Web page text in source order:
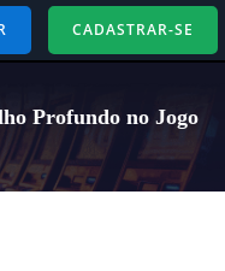
CADASTRAR-SE
Profundo no Jogo